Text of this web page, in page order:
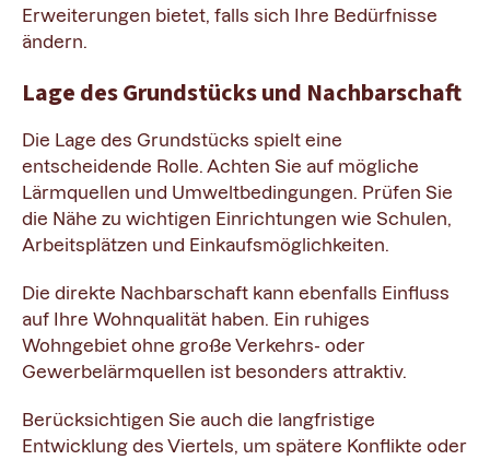
Erweiterungen bietet, falls sich Ihre Bedürfnisse
ändern.
Lage des Grundstücks und Nachbarschaft
Die Lage des Grundstücks spielt eine
entscheidende Rolle. Achten Sie auf mögliche
Lärmquellen und Umweltbedingungen. Prüfen Sie
die Nähe zu wichtigen Einrichtungen wie Schulen,
Arbeitsplätzen und Einkaufsmöglichkeiten.
Die direkte Nachbarschaft kann ebenfalls Einfluss
auf Ihre Wohnqualität haben. Ein ruhiges
Wohngebiet ohne große Verkehrs- oder
Gewerbelärmquellen ist besonders attraktiv.
Berücksichtigen Sie auch die langfristige
Entwicklung des Viertels, um spätere Konflikte oder